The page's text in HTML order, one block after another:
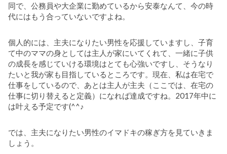
同で、公務員や大企業に勤めているから安泰なんて、今の時
代にはもう合っていないですよね。
個人的には、主夫になりたい男性を応援していますし、子育
て中のママの身としては主人が家にいてくれて、一緒に子供
の成長を感じていける環境はとても心強いですし、そうなり
たいと我が家も目指しているところです。現在、私は在宅で
仕事をしているので、あとは主人が主夫（ここでは、在宅の
仕事に切り替えると定義）になれば達成ですね。2017年中に
は叶える予定です(^^♪
では、主夫になりたい男性のイマドキの稼ぎ方を見ていきま
しょう。